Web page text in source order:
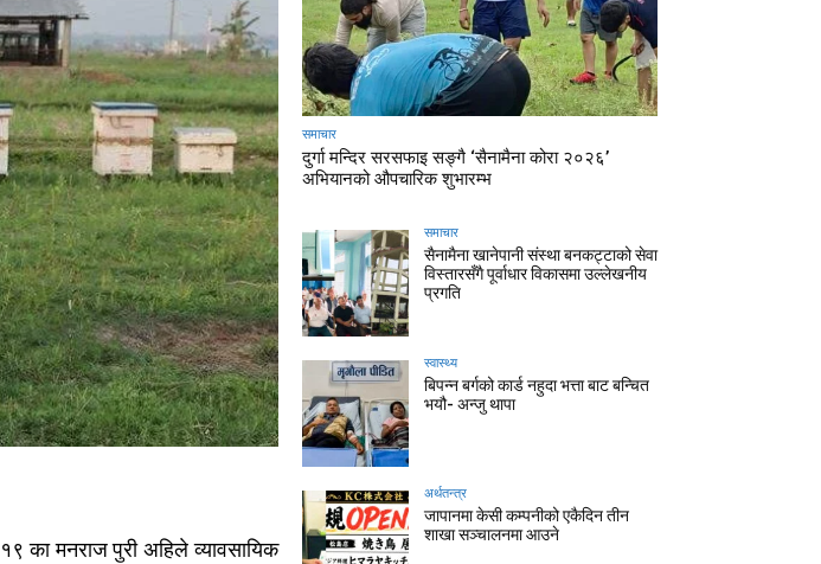
१९ का मनराज पुरी अहिले व्यावसायिक
समाचार
दुर्गा मन्दिर सरसफाइ सङ्गै ‘सैनामैना कोरा २०२६’
अभियानको औपचारिक शुभारम्भ
समाचार
सैनामैना खानेपानी संस्था बनकट्टाको सेवा
विस्तारसँगै पूर्वाधार विकासमा उल्लेखनीय
प्रगति
स्वास्थ्य
बिपन्न बर्गको कार्ड नहुदा भत्ता बाट बन्चित
भयौ- अन्जु थापा
अर्थतन्त्र
जापानमा केसी कम्पनीको एकैदिन तीन
शाखा सञ्चालनमा आउने